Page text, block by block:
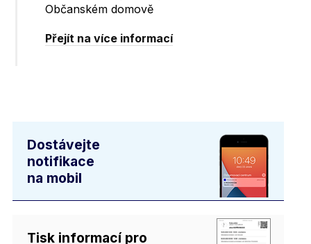
Občanském domově
Přejít na více informací
Dostávejte
notifikace
na mobil
Tisk informací pro